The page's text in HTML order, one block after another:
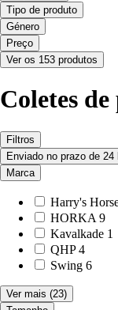
Tipo de produto
Género
Preço
Ver os 153 produtos
Coletes
Filtros
Enviado no prazo de 24
Marca
Harry's
HORKA 9
Kavalkade 1
QHP 4
Swing 6
Ver mais (23)